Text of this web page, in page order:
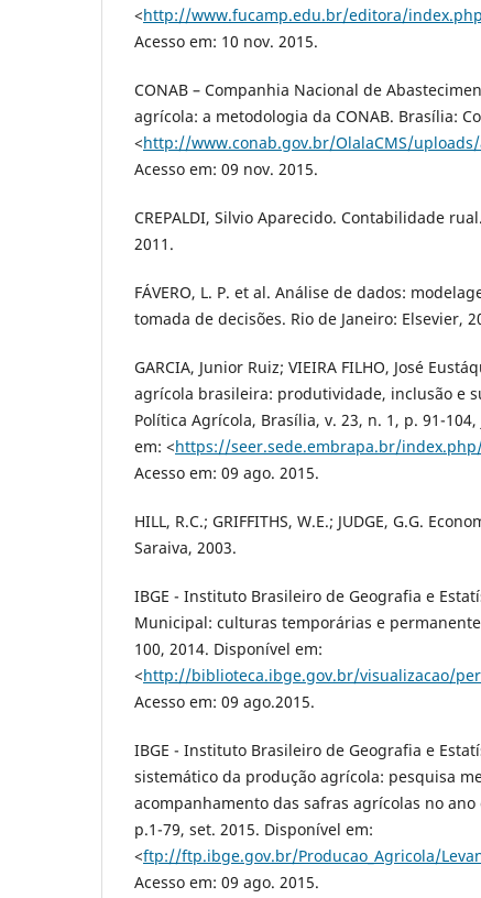
<http://www.fucamp.edu.br/editora/
Acesso em: 10 nov. 2015.
CONAB – Companhia Nacional de
agrícola: a metodologia da CONAB. Brasília:
<http://www.conab.gov.br/OlalaCMS/
Acesso em: 09 nov. 2015.
CREPALDI, Silvio Aparecido. Contabilidade
2011.
FÁVERO, L. P. et al. Análise de dados:
tomada de decisões. Rio de Janeiro: Elsevier,
GARCIA, Junior Ruiz; VIEIRA FILHO, José
agrícola brasileira: produtividade, inclusão e
Política Agrícola, Brasília, v. 23, n. 1, p. 91-
em: <https://seer.sede.embrapa.br/
Acesso em: 09 ago. 2015.
HILL, R.C.; GRIFFITHS, W.E.; JUDGE, G.G.
Saraiva, 2003.
IBGE - Instituto Brasileiro de Geografia e
Municipal: culturas temporárias e
100, 2014. Disponível em:
<http://biblioteca.ibge.gov.br/visualizacao/
Acesso em: 09 ago.2015.
IBGE - Instituto Brasileiro de Geografia e
sistemático da produção agrícola: pesquisa
acompanhamento das safras agrícolas no ano
p.1-79, set. 2015. Disponível em:
<ftp://ftp.ibge.gov.br/Producao_Agricola/
Acesso em: 09 ago. 2015.